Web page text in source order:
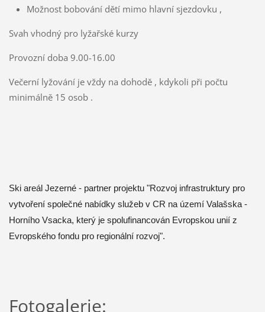
Možnost bobování dětí mimo hlavní sjezdovku ,
Svah vhodný pro lyžařské kurzy
Provozní doba 9.00-16.00
Večerní lyžování je vždy na dohodě , kdykoli při počtu
minimálně 15 osob .
Ski areál Jezerné - partner projektu "Rozvoj infrastruktury pro
vytvoření společné nabídky služeb v CR na území Valašska -
Horního Vsacka, který je spolufinancován Evropskou unií z
Evropského fondu pro regionální rozvoj".
Fotogalerie: